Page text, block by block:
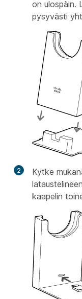
on ulospäin.
pysyvästi
2
Kytke
kaapelin